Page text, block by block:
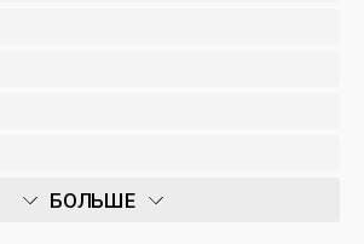
БОЛЬШЕ